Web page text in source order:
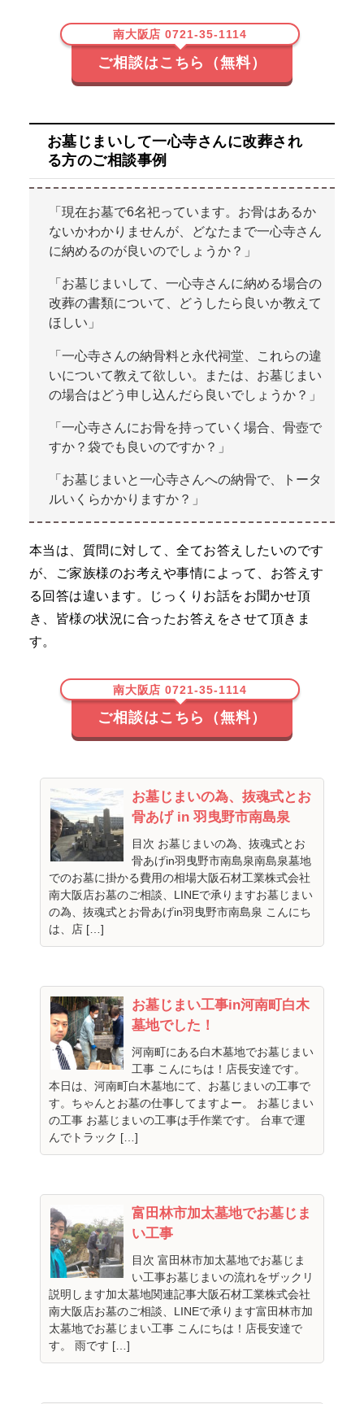
南大阪店 0721-35-1114
ご相談はこちら（無料）
お墓じまいして一心寺さんに改葬され
る方のご相談事例
「現在お墓で6名祀っています。お骨はあるか
ないかわかりませんが、どなたまで一心寺さん
に納めるのが良いのでしょうか？」
「お墓じまいして、一心寺さんに納める場合の
改葬の書類について、どうしたら良いか教えて
ほしい」
「一心寺さんの納骨料と永代祠堂、これらの違
いについて教えて欲しい。または、お墓じまい
の場合はどう申し込んだら良いでしょうか？」
「一心寺さんにお骨を持っていく場合、骨壺で
すか？袋でも良いのですか？」
「お墓じまいと一心寺さんへの納骨で、トータ
ルいくらかかりますか？」
本当は、質問に対して、全てお答えしたいのです
が、ご家族様のお考えや事情によって、お答えす
る回答は違います。じっくりお話をお聞かせ頂
き、皆様の状況に合ったお答えをさせて頂きま
す。
南大阪店 0721-35-1114
ご相談はこちら（無料）
お墓じまいの為、抜魂式とお
骨あげ in 羽曳野市南島泉
目次 お墓じまいの為、抜魂式とお
骨あげin羽曳野市南島泉南島泉墓地
でのお墓に掛かる費用の相場大阪石材工業株式会社
南大阪店お墓のご相談、LINEで承りますお墓じまい
の為、抜魂式とお骨あげin羽曳野市南島泉 こんにち
は、店 […]
お墓じまい工事in河南町白木
墓地でした！
河南町にある白木墓地でお墓じまい
工事 こんにちは！店長安達です。
本日は、河南町白木墓地にて、お墓じまいの工事で
す。ちゃんとお墓の仕事してますよー。 お墓じまい
の工事 お墓じまいの工事は手作業です。 台車で運
んでトラック […]
富田林市加太墓地でお墓じま
い工事
目次 富田林市加太墓地でお墓じま
い工事お墓じまいの流れをザックリ
説明します加太墓地関連記事大阪石材工業株式会社
南大阪店お墓のご相談、LINEで承ります富田林市加
太墓地でお墓じまい工事 こんにちは！店長安達で
す。 雨です […]